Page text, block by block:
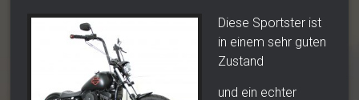
Diese Sportster ist
in einem sehr guten
Zustand
und ein echter